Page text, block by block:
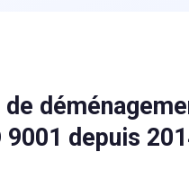
9001 depuis